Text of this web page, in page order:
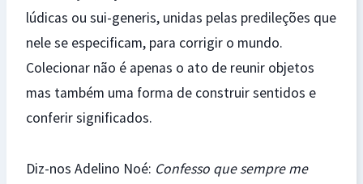
lúdicas ou sui-generis, unidas pelas predileções que
nele se especificam, para corrigir o mundo.
Colecionar não é apenas o ato de reunir objetos
mas também uma forma de construir sentidos e
conferir significados.
Diz-nos Adelino Noé: Confesso que sempre me